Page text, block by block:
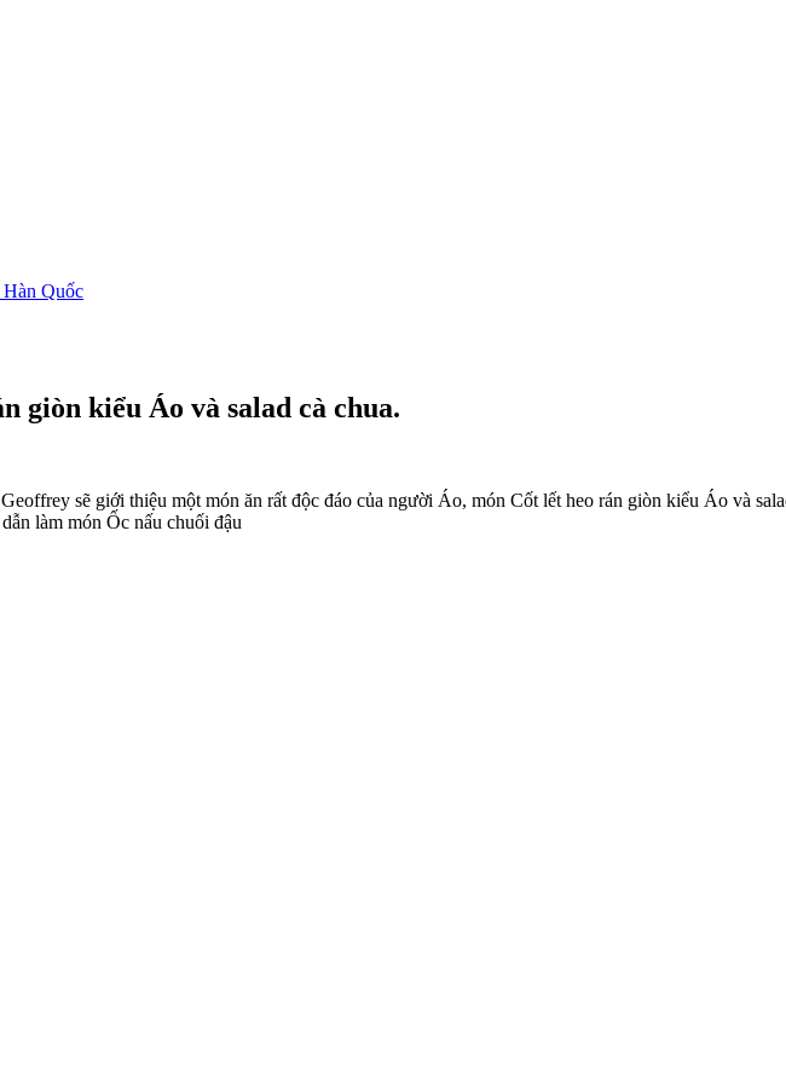
Quốc
giòn kiểu Áo và salad cà chua.
sẽ giới thiệu một món ăn rất độc đáo của người Áo, món Cốt lết heo rán giòn kiểu Áo và
làm món Ốc nấu chuối đậu